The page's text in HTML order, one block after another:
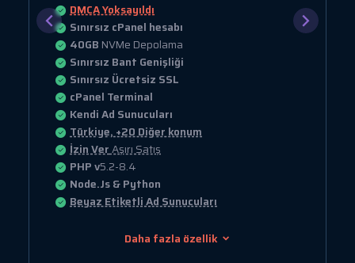
DMCA Yoksayıldı
Sınırsız cPanel hesabı
40GB NVMe Depolama
Sınırsız Bant Genişliği
Sınırsız Ücretsiz SSL
cPanel Terminal
Kendi Ad Sunucuları
Türkiye, +20 Diğer konum
İzin VerAşırı Satış
PHP v5.2-8.4
Node.Js & Python
Beyaz Etiketli Ad Sunucuları
Daha fazla özellik